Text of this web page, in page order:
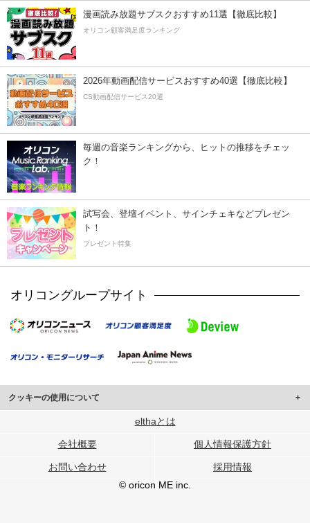
漫画読み放題サブスクおすすめ11選【徹底比較】
オリコン顧客満足度ランキング
2026年動画配信サービスおすすめ40選【徹底比較】
CS動画配信サービス20選
毎週の音楽ランキングから、ヒットの推移をチェッ
ク！
試写会、登壇イベント、サインチェキなどプレゼン
ト！
プレゼント特集
オリコングループサイト
クッキーの使用について
このサイトでは Cookie を使用して、ユーザーに合わせたコンテンツや広告の
行っています。
メディアや広告配信、データ解析の各パートナーに提供しています。
各パートナーは、この情報とユーザーが各パートナーに提供した他の情報や、
ユーザーが各パートナーのサービスを使用したときに収集した他の情報を組み
elthaとは
会社概要 個人情報保護方針
お問い合わせ
採用情報
© oricon ME inc.